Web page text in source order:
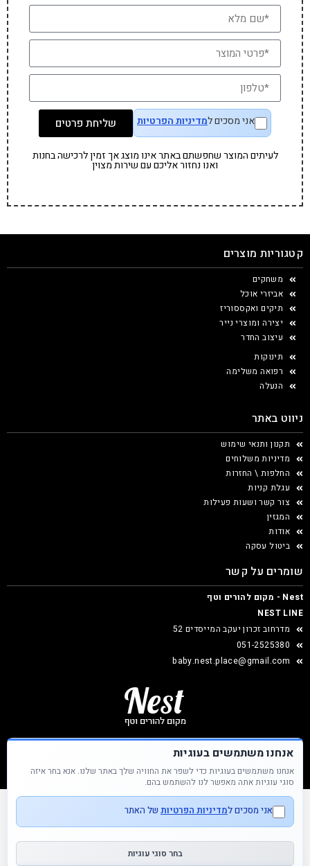
אני מסכים למדיניות הפרטיות שליחת פרטים
לעיתים המוצר שחפשתם באתר אינו מוצג אך זמין לרכישה בחנות
ואנו נחזור אליכם עם שירות מצוין
קטגוריות מוצרים
משחקים
אביזרי אוכל
תיקים ואקססוריז
יצירה ומוצרי נייר
עיצוב החדר
תינוקות
רפואה משלימה
הנעלה
ניווט באתר
תקנון ותנאי שימוש
מדיניות משלוחים
החלפות \ החזרות
עגלת קניות
צור קשר ושעות פעילות
המגזין
אודות
ביטול עסקה
שומרים על קשר
Nest - מקום להורים וטף
NEST LINE
מדרחוב זכרון יעקב המייסדים 52
051-2525380
baby.nest.place@gmail.com
Nest &copy כל הזכויות שמורות
אנחנו משתמשים בעוגיות
אנחנו משתמשים בעוגיות כדי לשפר את החוויה שלך באתר שלנו. אנא בחר איזה
סוגי עוגיות אתה מאפשר לנו להשתמש בהם.
אני מסכים למדיניות הפרטיות של האתר
בחר סוגי עוגיות